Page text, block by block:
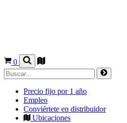
0
Precio fijo por 1 año
Empleo
Conviértete en distribuidor
Ubicaciones